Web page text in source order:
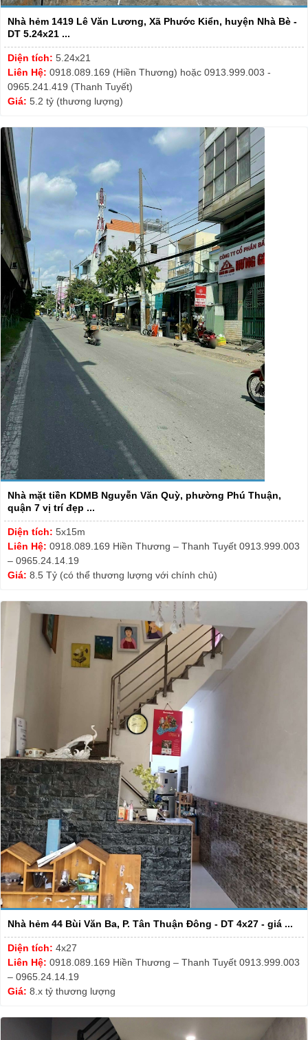
Nhà hẻm 1419 Lê Văn Lương, Xã Phước Kiển, huyện Nhà Bè -
DT 5.24x21 ...
Diện tích: 5.24x21
Liên Hệ: 0918.089.169 (Hiền Thương) hoặc 0913.999.003 -
0965.241.419 (Thanh Tuyết)
Giá: 5.2 tỷ (thương lượng)
Nhà mặt tiền KDMB Nguyễn Văn Quỳ, phường Phú Thuận,
quận 7 vị trí đẹp ...
Diện tích: 5x15m
Liên Hệ: 0918.089.169 Hiền Thương – Thanh Tuyết 0913.999.003
– 0965.24.14.19
Giá: 8.5 Tỷ (có thể thương lượng với chính chủ)
Nhà hẻm 44 Bùi Văn Ba, P. Tân Thuận Đông - DT 4x27 - giá ...
Diện tích: 4x27
Liên Hệ: 0918.089.169 Hiền Thương – Thanh Tuyết 0913.999.003
– 0965.24.14.19
Giá: 8.x tỷ thương lượng